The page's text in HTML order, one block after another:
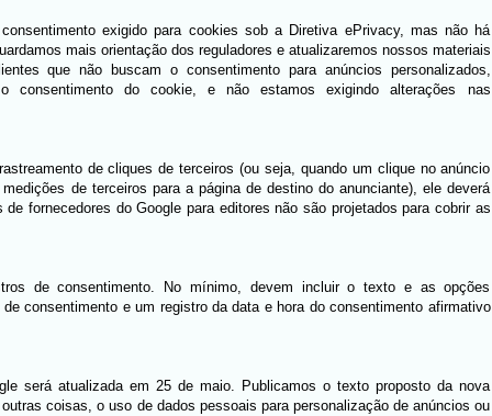
exigido para cookies sob a Diretiva ePrivacy, mas não há
mais orientação dos reguladores e atualizaremos nossos materiais
que não buscam o consentimento para anúncios personalizados,
consentimento do cookie, e não estamos exigindo alterações nas
de cliques de terceiros (ou seja, quando um clique no anúncio
de terceiros para a página de destino do anunciante), ele deverá
fornecedores do Google para editores não são projetados para cobrir as
de consentimento. No mínimo, devem incluir o texto e as opções
consentimento e um registro da data e hora do consentimento afirmativo
será atualizada em 25 de maio. Publicamos o texto proposto da nova
coisas, o uso de dados pessoais para personalização de anúncios ou